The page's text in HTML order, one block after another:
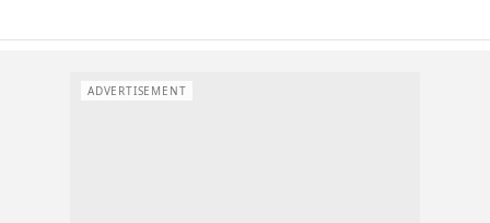
ADVERTISEMENT